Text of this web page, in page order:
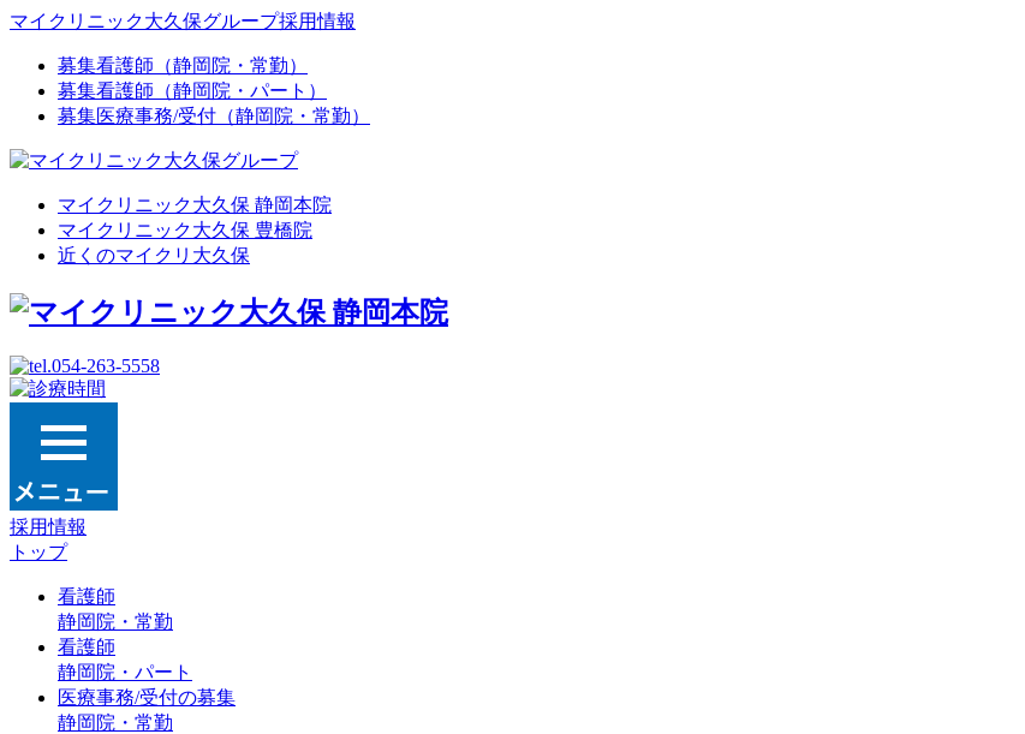
マイクリニック大久保グループ採用情報
募集看護師（静岡院・常勤）
募集看護師（静岡院・パート）
募集医療事務/受付（静岡院・常勤）
マイクリニック大久保 静岡本院
マイクリニック大久保 豊橋院
近くのマイクリ大久保
採用情報
トップ
看護師
静岡院・常勤
看護師
静岡院・パート
医療事務/受付の募集
静岡院・常勤